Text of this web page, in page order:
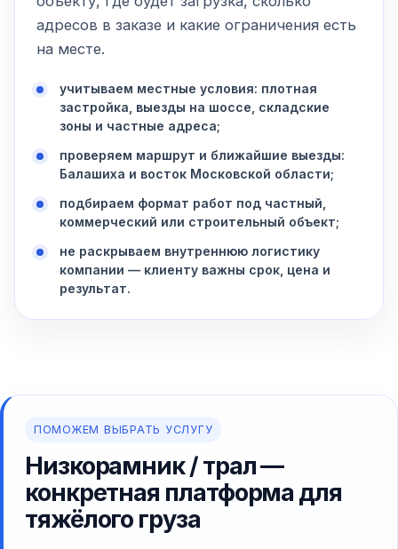
адресов в заказе и какие ограничения есть
на месте.
учитываем местные условия: плотная
застройка, выезды на шоссе, складские
зоны и частные адреса;
проверяем маршрут и ближайшие выезды:
Балашиха и восток Московской области;
подбираем формат работ под частный,
коммерческий или строительный объект;
не раскрываем внутреннюю логистику
компании — клиенту важны срок, цена и
результат.
ПОМОЖЕМ ВЫБРАТЬ УСЛУГУ
Низкорамник / трал —
конкретная платформа для
тяжёлого груза